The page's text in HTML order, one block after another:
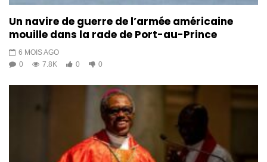
Un navire de guerre de l’armée américaine
mouille dans la rade de Port-au-Prince
6 MOIS AGO
0
7.8K 0 0